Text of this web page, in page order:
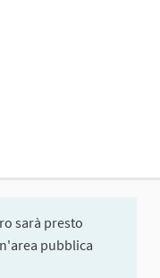
sarà presto
pubblica